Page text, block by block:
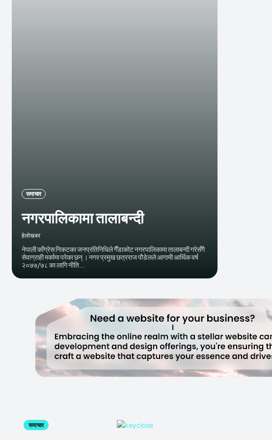
समाचार
नगरपालिकामा तालाबन्दी
हेलाेखबर
नेपाली काँग्रेस निकटका जनप्रतिनिधिले गैँडाकोट नगरपालिकामा तालाबन्दी गरेसँगै
सेवाग्राही मर्कामा परेका छन् । नगर प्रमुख छत्रराज पौडेलले आगामी आर्थिक वर्ष
२०७७/७८ का लागि नीति...
समाचार